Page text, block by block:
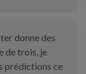
donne des
de trois, je
prédictions ce